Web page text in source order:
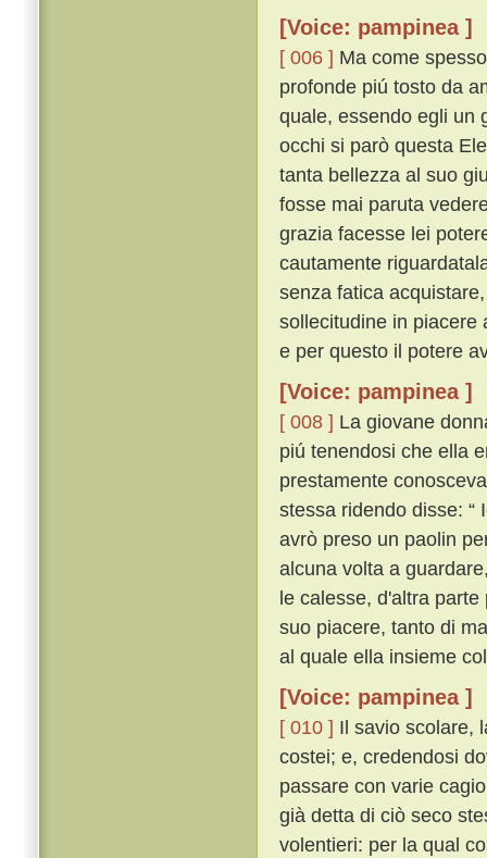
[Voice: pampinea ]
[ 006 ] Ma come
profonde piú tosto da
quale, essendo egli un
occhi si parò questa
tanta bellezza al suo
fosse mai paruta
grazia facesse lei
cautamente
senza fatica
sollecitudine in piacere
e per questo il potere
[Voice: pampinea ]
[ 008 ] La giovane
piú tenendosi che ella
prestamente
stessa ridendo disse: “
avrò preso un paolin
alcuna volta a
le calesse, d'altra
suo piacere, tanto di
al quale ella insieme
[Voice: pampinea ]
[ 010 ] Il savio scolare,
costei; e, credendosi
passare con varie
già detta di ciò seco
volentieri: per la qual